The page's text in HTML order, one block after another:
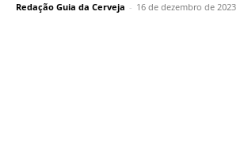
Redação Guia da Cerveja - 16 de dezembro de 2023